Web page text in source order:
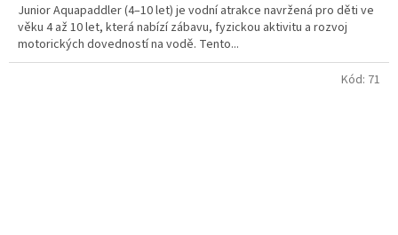
z
5
hvězdiček.
Junior Aquapaddler (4–10 let) je vodní atrakce navržená pro děti ve
věku 4 až 10 let, která nabízí zábavu, fyzickou aktivitu a rozvoj
motorických dovedností na vodě. Tento...
Kód: 71